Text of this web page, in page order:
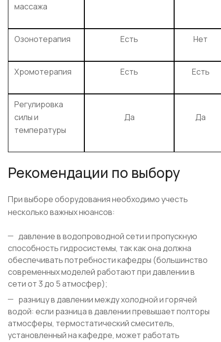
массажа
Озонотерапия Есть Нет
Хромотерапия Есть Есть
Регулировка
силы и
температуры
Да Да
Рекомендации по выбору
При выборе оборудования необходимо учесть
несколько важных нюансов:
давление в водопроводной сети и пропускную
способность гидросистемы, так как она должна
обеспечивать потребности кафедры (большинство
современных моделей работают при давлении в
сети от 3 до 5 атмосфер);
разницу в давлении между холодной и горячей
водой: если разница в давлении превышает полторы
атмосферы, термостатический смеситель,
установленный на кафедре, может работать